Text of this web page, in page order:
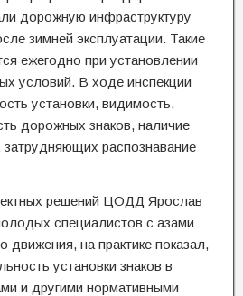
дорожную инфраструктуру
зимней эксплуатации. Такие
ежегодно при установлении
условий. В ходе инспекции
установки, видимость,
дорожных знаков, наличие
затрудняющих распознавание
решений ЦОДД Ярослав
специалистов с азами
движения, на практике показал,
установки знаков в
и другими нормативными